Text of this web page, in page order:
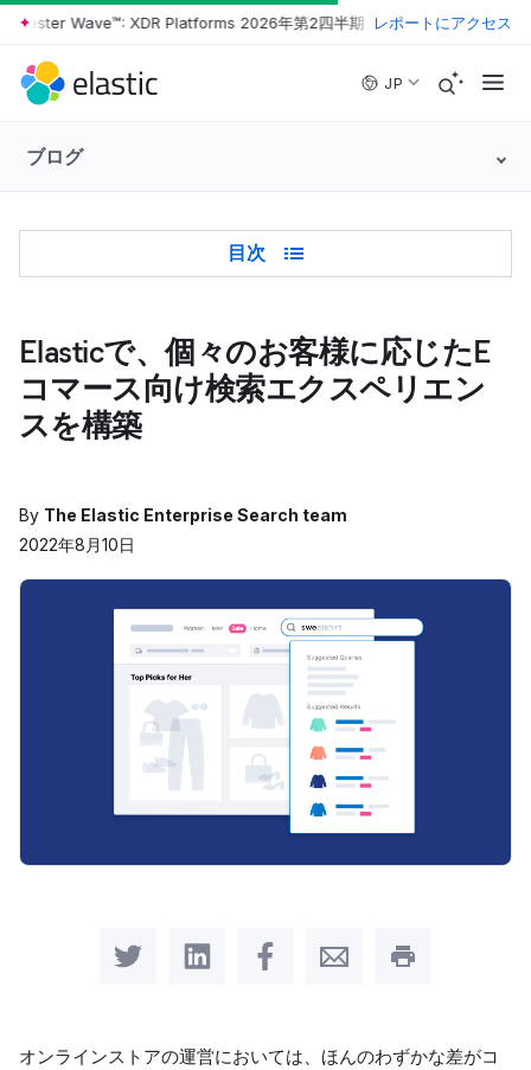
Skip to main content
Wave™: XDR Platforms 2026年第2四半期 • The Forrester
レポートにアクセス
JP
ブログ
Table of Contents
目次
Elasticで、個々のお客様に応じたE
コマース向け検索エクスペリエン
スを構築
By The Elastic Enterprise Search team
2022年8月10日
Share on TwitterShare on LinkedIn
Share on Facebook
Share by Email
Print this
オンラインストアの運営においては、ほんのわずかな差がコ